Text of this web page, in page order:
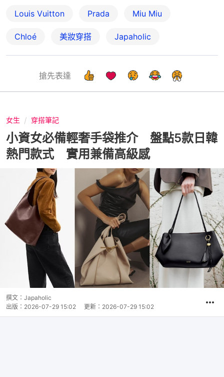
Louis Vuitton Prada Miu Miu
Chloé 美妝穿搭 Japaholic
搶先表達
女生 穿搭筆記
小資女必備輕奢手袋推介 盤點5款日韓
熱門款式 實用兼備高級感
撰文： Japaholic
出版： 2026-07-29 15:02 更新： 2026-07-29 15:02